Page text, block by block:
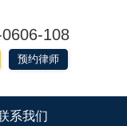
108
预约律师
系我们